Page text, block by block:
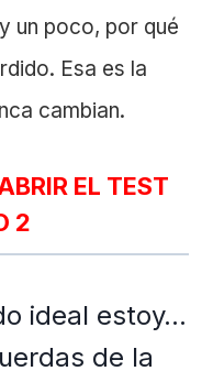
un poco, por qué
Esa es la
cambian.
EL TEST
2
ideal estoy…
de la